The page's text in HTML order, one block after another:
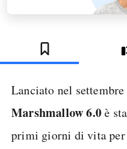
Lanciato nel settembre
Marshmallow 6.0è
primi giorni di vita